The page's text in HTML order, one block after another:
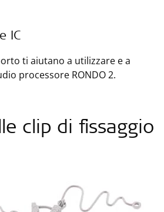
IC
ti aiutano a utilizzare e a
processore RONDO 2.
clip di fissaggio